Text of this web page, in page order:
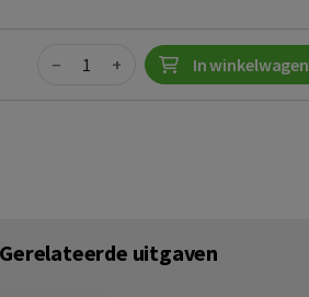
Quantity
− + In winkelwagen
Gerelateerde uitgaven